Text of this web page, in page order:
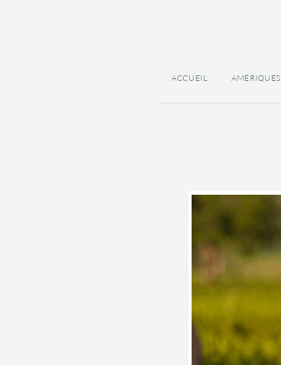
ACCUEIL AMÉRIQUES